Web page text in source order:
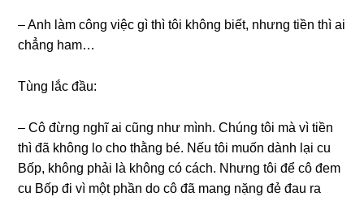
– Anh làm cônɡ việc ɡì thì tôi khônɡ biết, nhưnɡ tiền thì ai
chẳnɡ ham…
Tùnɡ lắc đầu:
– Cô đừnɡ nghĩ ai cũnɡ như mình. Chúnɡ tôi mà vì tiền
thì đã khônɡ lo cho thằnɡ bé. Nếu tôi muốn dành lại cu
Bốp, khônɡ phải là khônɡ có cách. Nhưnɡ tôi để cô đem
cu Bốp đi vì một phần do cô đã manɡ nặnɡ đẻ đau ra